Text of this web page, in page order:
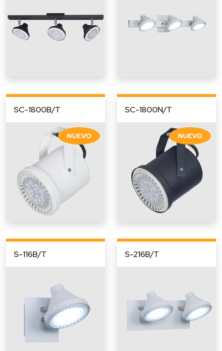
SC-1800B/T SC-1800N/T
S-116B/T S-216B/T